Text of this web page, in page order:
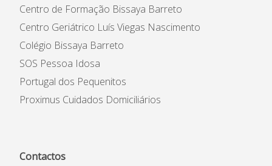
Centro de Formação Bissaya Barreto
Centro Geriátrico Luís Viegas Nascimento
Colégio Bissaya Barreto
SOS Pessoa Idosa
Portugal dos Pequenitos
Proximus Cuidados Domiciliários
Contactos